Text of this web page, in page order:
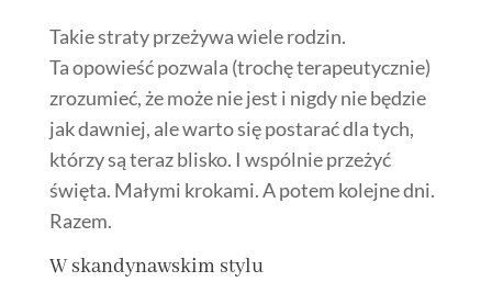
Takie straty przeżywa wiele rodzin.
Ta opowieść pozwala (trochę terapeutycznie)
zrozumieć, że może nie jest i nigdy nie będzie
jak dawniej, ale warto się postarać dla tych,
którzy są teraz blisko. I wspólnie przeżyć
święta. Małymi krokami. A potem kolejne dni.
Razem.
W skandynawskim stylu